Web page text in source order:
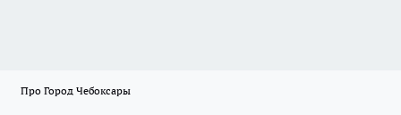
Про Город Чебоксары